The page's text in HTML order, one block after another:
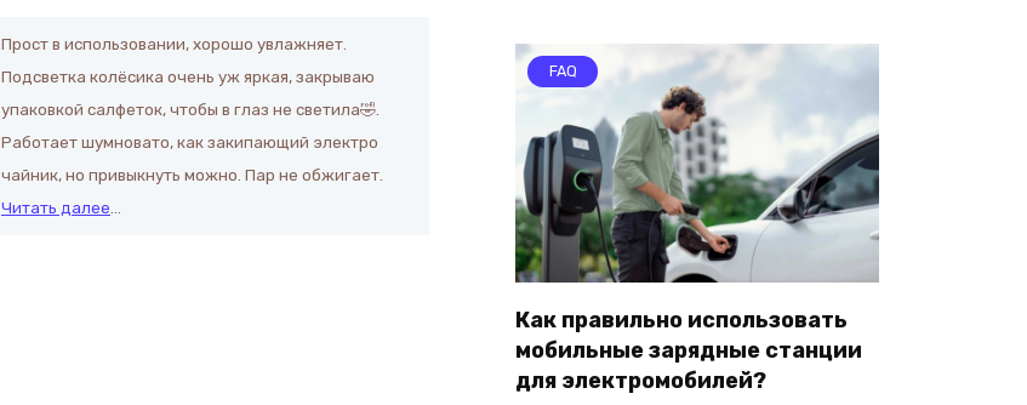
Прост в использовании, хорошо увлажняет.
Подсветка колёсика очень уж яркая, закрываю
упаковкой салфеток, чтобы в глаз не светила🤣.
Работает шумновато, как закипающий электро
чайник, но привыкнуть можно. Пар не обжигает.
Читать далее
FAQ
Как правильно использовать
мобильные зарядные станции
для электромобилей?